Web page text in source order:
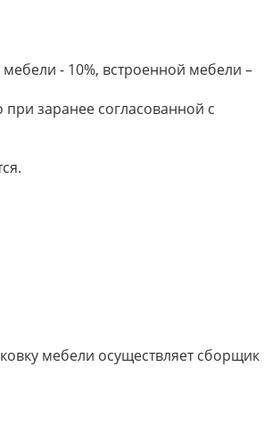
- 10%, встроенной мебели –
заранее согласованной с
мебели осуществляет сборщик